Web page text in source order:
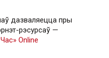
дазваляецца пры
рэсурсаў —
Online